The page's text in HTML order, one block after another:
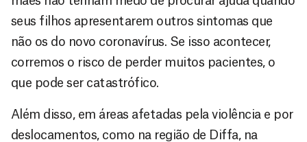
seus filhos apresentarem outros sintomas que
não os do novo coronavírus. Se isso acontecer,
corremos o risco de perder muitos pacientes, o
que pode ser catastrófico.
Além disso, em áreas afetadas pela violência e por
deslocamentos, como na região de Diffa, na